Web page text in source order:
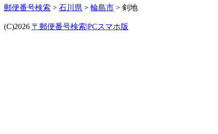
郵便番号検索 > 石川県 > 輪島市 > 剣地
(C)2026 〒郵便番号検索|PCスマホ版